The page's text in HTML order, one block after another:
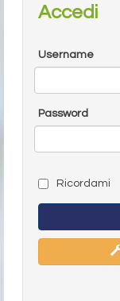
Accedi
Username
Password
Ricordami